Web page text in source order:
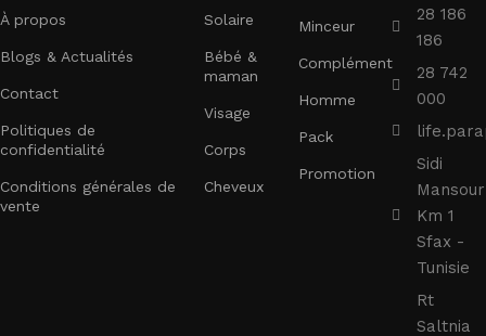
À propos
Blogs & Actualités
Contact
Politiques de
confidentialité
Conditions générales de
vente
Solaire
Bébé &
maman
Visage
Corps
Cheveux
Minceur
Complément
Homme
Pack
Promotion
28 186
186
28 742
000
Sidi
Mansour
Km 1
Sfax -
Tunisie
Rt
Saltnia